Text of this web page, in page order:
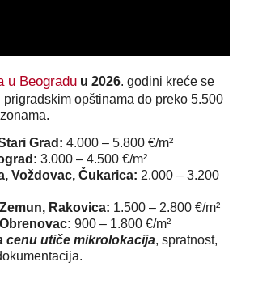
u Beogradu u 2026. godini kreće se
prigradskim opštinama do preko 5.500
Grad: 4.000 – 5.800 €/m²
3.000 – 4.500 €/m²
Voždovac, Čukarica: 2.000 – 3.200
Rakovica: 1.500 – 2.800 €/m²
900 – 1.800 €/m²
cenu utiče mikrolokacija, spratnost,